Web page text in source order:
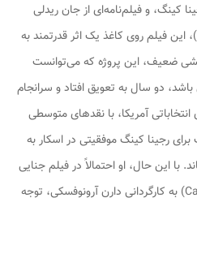
کینگ، و فیلم‌نامه‌ای از جان ریدلی
۱۲سال بردگی )، این فیلم روی کاغذ یک اثر قدرتمند به
ضعیف، این پروژه که می‌توانست
دو سال به تعویق افتاد و سرانجام
انتخاباتی آمریکا، با نقدهای متوسطی
رجینا کینگ موفقیتی در اسکار به
با این حال، او احتمالاً در فیلم جنایی
«سرقت نافرجام» (Caught Stealing) به کارگردانی دارن آرونوفسکی، توجه